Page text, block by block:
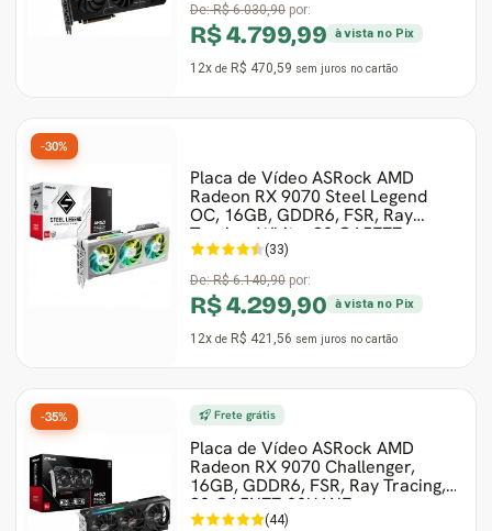
De:R$ 6.030,90 por:
R$ 4.799,99 à vista no Pix
12x de R$ 470,59 sem juros no cartão
Placa de Vídeo ASRock AMD
Radeon RX 9070 Steel Legend
OC, 16GB, GDDR6, FSR, Ray
Tracing, White, 90-GA5EZZ
(33)
De:R$ 6.140,90 por:
R$ 4.299,90 à vista no Pix
12x de R$ 421,56 sem juros no cartão
-30%
Frete grátis
Placa de Vídeo ASRock AMD
Radeon RX 9070 Challenger,
16GB, GDDR6, FSR, Ray Tracing,
90-GA5NZZ-00UANF
(44)
-35%